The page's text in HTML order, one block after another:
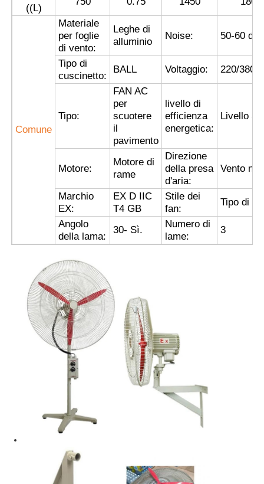
Controllo di qualità
Contattaci
Richiedere un preventivo
Illuminazione protetta contro le esplosioni
Luce protetta contro le esplosioni dell'allarme
ventilatore antideflagrante
interruttore antideflagrante
Glandole di cavi a prova di esplosione
spina ed incavo protetti contro le esplosioni
((L)
Comune
Materiale
per foglie
di vento:
Leghe di
alluminio
Noise: 50-60 dB
Tipo di
cuscinetto:
BALL Voltaggio: 220/
Tipo:
FAN AC
per
scuotere
il
pavimento
livello di
efficienza
energetica:
Livello 3
Motore:
Motore di
rame
Direzione
della presa
d'aria:
Vento
Marchio
EX:
EX D IIC
T4 GB
Stile dei
fan:
Tipo di
Angolo
della lama:
30- Sì.
Numero di
lame:
3